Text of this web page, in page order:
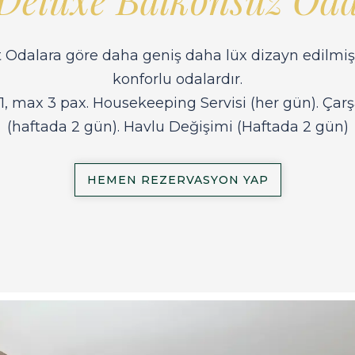
Odalara göre daha geniş daha lüx dizayn
konforlu odalardır.
max 3 pax. Housekeeping Servisi (her gün).
(haftada 2 gün). Havlu Değişimi (Haftada 2 gün)
HEMEN REZERVASYON YAP